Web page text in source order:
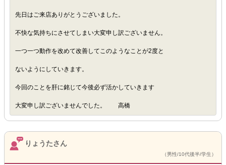
先日はご来店ありがとうございました。
不快な気持ちにさせてしまい大変申し訳ございません。
一つ一つ動作を改めて改善してこのようなことが2度と
ないようにしていきます。
今回のことを肝に銘じて今後必ず活かしていきます
大変申し訳ございませんでした。 高橋
りょうたさん
（男性/10代後半/学生）